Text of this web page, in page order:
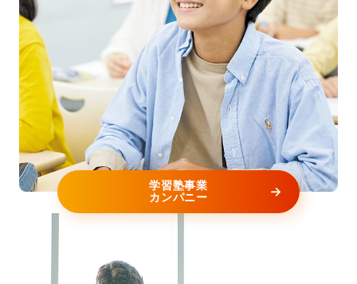
10月27日「日本経済新聞」（共同通信配信）に、
【ウィザス】内藤選手が全日本競歩高畠大会にて
優勝した記事が掲載されました。
2025年10月26日（日）山形県高畠まほろば競歩路
で開催された全日本競歩高畠大会において、女子
マラソン競歩（42.195キロ）の部でウィザス所属
内藤未唯選手が3時間47分51秒で優勝し...
2025年10月27日 日経新聞(共同通信配信）
（275KB）
学習塾事業
カンパニー